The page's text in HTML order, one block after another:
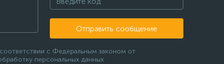
Отправить сообщение
с Федеральным законом от
персональных данных